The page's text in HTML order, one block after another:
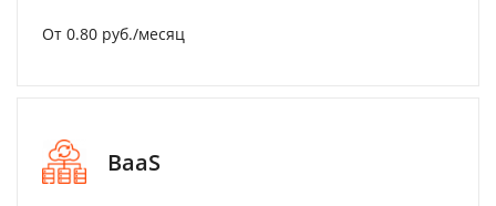
От 0.80 руб./месяц
BaaS